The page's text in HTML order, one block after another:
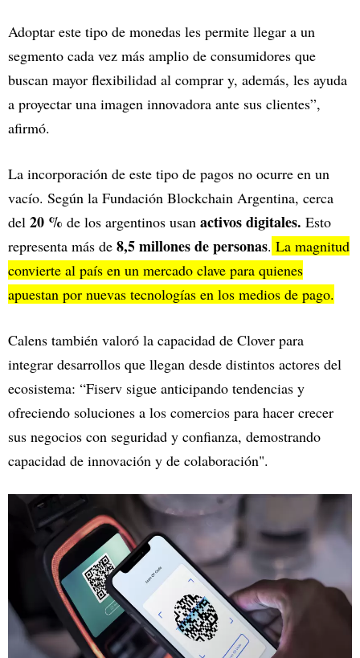
Adoptar este tipo de monedas les permite llegar a un
segmento cada vez más amplio de consumidores que
buscan mayor flexibilidad al comprar y, además, les ayuda
a proyectar una imagen innovadora ante sus clientes”,
afirmó.
La incorporación de este tipo de pagos no ocurre en un
vacío. Según la Fundación Blockchain Argentina, cerca
del 20 % de los argentinos usan activos digitales. Esto
representa más de 8,5 millones de personas. La magnitud
convierte al país en un mercado clave para quienes
apuestan por nuevas tecnologías en los medios de pago.
Calens también valoró la capacidad de Clover para
integrar desarrollos que llegan desde distintos actores del
ecosistema: “Fiserv sigue anticipando tendencias y
ofreciendo soluciones a los comercios para hacer crecer
sus negocios con seguridad y confianza, demostrando
capacidad de innovación y de colaboración".